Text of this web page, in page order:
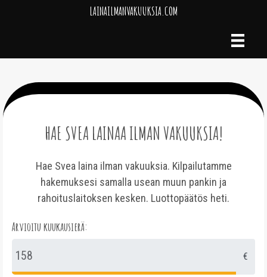
LAINAILMANVAKUUKSIA.COM
HAE SVEA LAINAA ILMAN VAKUUKSIA!
Hae Svea laina ilman vakuuksia. Kilpailutamme
hakemuksesi samalla usean muun pankin ja
rahoituslaitoksen kesken. Luottopäätös heti.
Arvioitu kuukausierä:
€